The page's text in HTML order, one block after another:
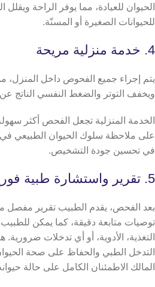
الحيوان للعيادة، مما يوفر الراحة ويقلل
للحيوانات الصغيرة أو المسنّة.
4. خدمة منزلية مريحة
يتم إجراء جميع الفحوص داخل المنزل،
ويخفف التوتر والضغط النفسي الناتج عن
الخدمة المنزلية تجعل الفحص أكثر
على ملاحظة سلوك الحيوان الطبيعي في
في تحسين جودة التشخيص.
5. تقرير واستشارة طبية فورية
بعد الفحص، يقدم الطبيب تقرير مفصل
توصيات متابعة دقيقة، كما يمكن
التغذية، الأدوية، أو أي تدخلات
التدخل الطبي والحفاظ على صحة
المالك الاطمئنان الكامل على حالة